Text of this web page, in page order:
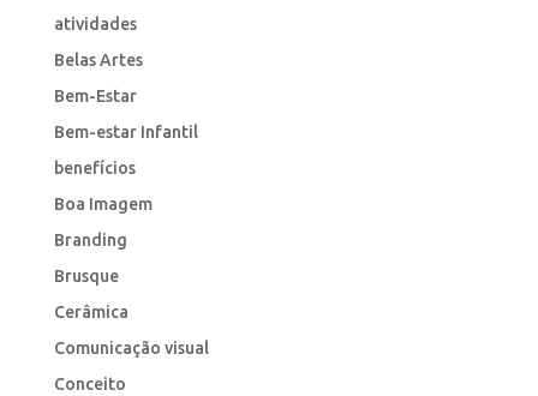
atividades
Belas Artes
Bem-Estar
Bem-estar Infantil
benefícios
Boa Imagem
Branding
Brusque
Cerâmica
Comunicação visual
Conceito